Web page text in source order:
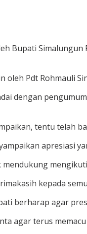
Bupati Simalungun
oleh Pdt Rohmauli
dengan
tentu telah
apresiasi
kepada
berharap agar
agar terus